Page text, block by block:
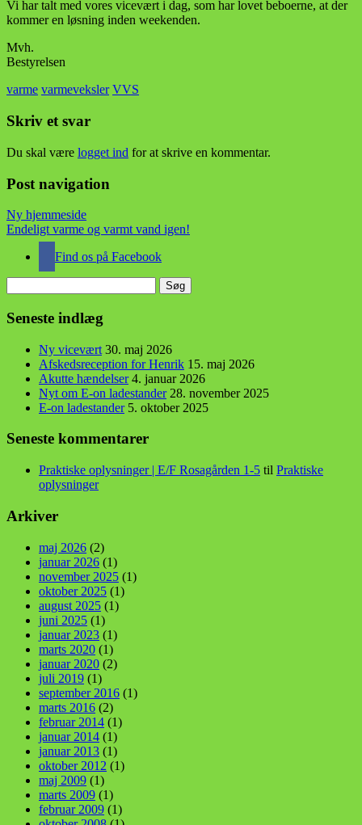
Vi har talt med vores vicevært i dag, som har lovet beboerne, at der
kommer en løsning inden weekenden.
Mvh.
Bestyrelsen
varme varmeveksler VVS
Skriv et svar
Du skal være logget ind for at skrive en kommentar.
Post navigation
Ny hjemmeside
Endeligt varme og varmt vand igen!
Find os på Facebook
efter:
Seneste indlæg
Ny vicevært 30. maj 2026
Afskedsreception for Henrik 15. maj 2026
Akutte hændelser 4. januar 2026
Nyt om E-on ladestander 28. november 2025
E-on ladestander 5. oktober 2025
Seneste kommentarer
Praktiske oplysninger | E/F Rosagården 1-5 til Praktiske
oplysninger
Arkiver
maj 2026 (2)
januar 2026 (1)
november 2025 (1)
oktober 2025 (1)
august 2025 (1)
juni 2025 (1)
januar 2023 (1)
marts 2020 (1)
januar 2020 (2)
juli 2019 (1)
september 2016 (1)
marts 2016 (2)
februar 2014 (1)
januar 2014 (1)
januar 2013 (1)
oktober 2012 (1)
maj 2009 (1)
marts 2009 (1)
februar 2009 (1)